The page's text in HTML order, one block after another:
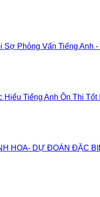
Sợ Phỏng Vấn Tiếng Anh
Hiểu Tiếng Anh Ôn Thi
HOA- DỰ ĐOÁN ĐẶC